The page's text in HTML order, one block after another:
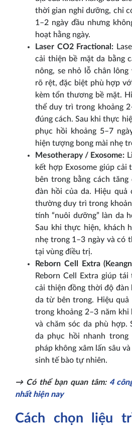
thời gian nghỉ dưỡng, chỉ
1–2 ngày đầu nhưng
hoạt hằng ngày.
Laser CO2 Fractional:
cải thiện bề mặt da bằng
nông, se nhỏ lỗ chân
rõ rệt, đặc biệt phù hợp
kèm tổn thương bề mặt.
thể duy trì trong khoảng
đúng cách. Sau khi thực
phục hồi khoảng 5–7
hiện tượng bong mài nhẹ
Mesotherapy / Exosome:
kết hợp Exosome giúp
bên trong bằng cách
đàn hồi của da. Hiệu quả
thường duy trì trong
tính “nuôi dưỡng” làn da
Sau khi thực hiện, khách
nhẹ trong 1–3 ngày và có
tại vùng điều trị.
Reborn Cell Extra
Reborn Cell Extra giúp
cải thiện đồng thời độ đàn
da từ bên trong. Hiệu
trong khoảng 2–3 năm
và chăm sóc da phù hợp.
da phục hồi nhanh trong
pháp không xâm lấn sâu
sinh tế bào tự nhiên.
→ Có thể bạn quan tâm: 4
nhất hiện nay
Cách chọn liệu